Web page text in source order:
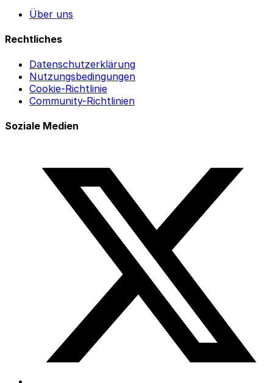
Über uns
Rechtliches
Datenschutzerklärung
Nutzungsbedingungen
Cookie-Richtlinie
Community-Richtlinien
Soziale Medien